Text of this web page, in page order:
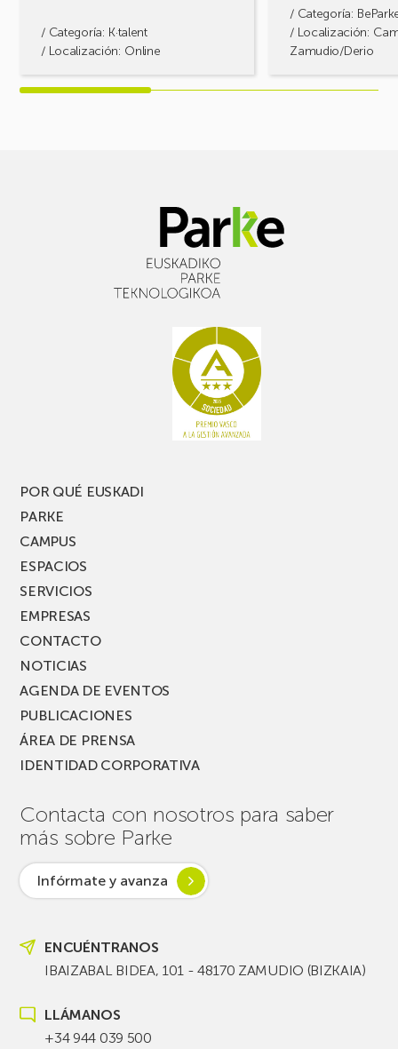
/ Categoría: K·talent
/ Localización: Online
/ Categoría:
/ Localización:
Zamudio/Derio
POR QUÉ EUSKADI
PARKE
CAMPUS
ESPACIOS
SERVICIOS
EMPRESAS
CONTACTO
NOTICIAS
AGENDA DE EVENTOS
PUBLICACIONES
ÁREA DE PRENSA
IDENTIDAD CORPORATIVA
Contacta con nosotros para saber
más sobre Parke
Infórmate y avanza
ENCUÉNTRANOS
IBAIZABAL BIDEA, 101 - 48170 ZAMUDIO (BIZKAIA)
LLÁMANOS
+34 944 039 500